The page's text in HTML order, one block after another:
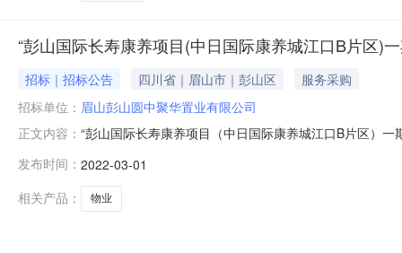
“彭山国际长寿康养项目(中日国际康养城江口B片区)
招标｜招标公告 四川省｜眉山市｜彭山区
服务采购
招标单位： 眉山彭山圆中聚华置业有限公司
正文内容： “彭山国际长寿康养项目（中日国际康养城江口B片区）
际康养城江口B片区）一期2.招标人：眉山彭山圆中聚华
用地面积：151450.17
发布时间： 2022-03-01
相关产品：
物业